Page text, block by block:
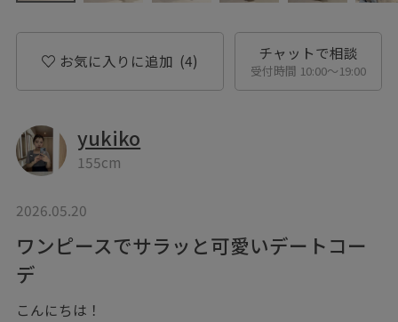
お気に入りに追加 (4) チャットで相談
受付時間 10:00〜19:00
yukiko
155cm
2026.05.20
ワンピースでサラッと可愛いデートコー
デ
こんにちは！